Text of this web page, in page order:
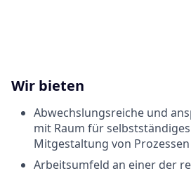
Wir bieten
Abwechslungsreiche und
mit Raum für
Mitgestaltung von Prozessen
Arbeitsumfeld an einer der